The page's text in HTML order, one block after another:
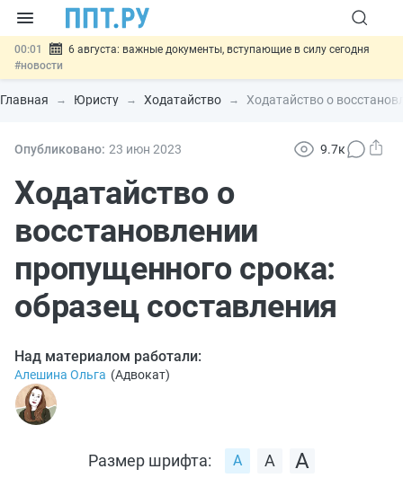
00:01
6 августа: важные документы, вступающие в силу сегодня
#новости
05.08 Обновили сообщения НПФ о договорах НПО и долгосрочных
сбережений#новости
05.08 Систему страхования вкладов распространили на электронные
05.08
Подписан закон об упрощении госзакупок по 44-ФЗ
#новости
Главная Юристу Ходатайство Ходатайство о
Опубликовано: 23 июн 2023 9.7к
Ходатайство о
восстановлении
пропущенного срока:
образец составления
Над материалом работали:
Алешина Ольга (Адвокат)
Размер шрифта: